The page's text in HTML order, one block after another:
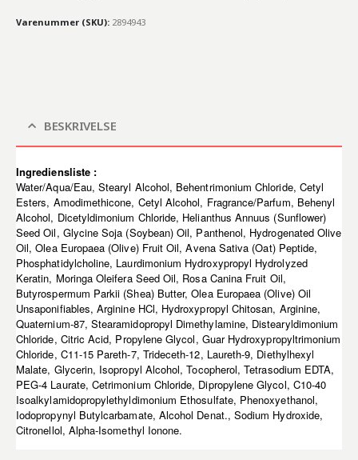
Varenummer (SKU): 2894943
BESKRIVELSE
Ingrediensliste :
Water/Aqua/Eau, Stearyl Alcohol, Behentrimonium Chloride, Cetyl
Esters, Amodimethicone, Cetyl Alcohol, Fragrance/Parfum, Behenyl
Alcohol, Dicetyldimonium Chloride, Helianthus Annuus (Sunflower)
Seed Oil, Glycine Soja (Soybean) Oil, Panthenol, Hydrogenated Olive
Oil, Olea Europaea (Olive) Fruit Oil, Avena Sativa (Oat) Peptide,
Phosphatidylcholine, Laurdimonium Hydroxypropyl Hydrolyzed
Keratin, Moringa Oleifera Seed Oil, Rosa Canina Fruit Oil,
Butyrospermum Parkii (Shea) Butter, Olea Europaea (Olive) Oil
Unsaponifiables, Arginine HCl, Hydroxypropyl Chitosan, Arginine,
Quaternium-87, Stearamidopropyl Dimethylamine, Distearyldimonium
Chloride, Citric Acid, Propylene Glycol, Guar Hydroxypropyltrimonium
Chloride, C11-15 Pareth-7, Trideceth-12, Laureth-9, Diethylhexyl
Malate, Glycerin, Isopropyl Alcohol, Tocopherol, Tetrasodium EDTA,
PEG-4 Laurate, Cetrimonium Chloride, Dipropylene Glycol, C10-40
Isoalkylamidopropylethyldimonium Ethosulfate, Phenoxyethanol,
Iodopropynyl Butylcarbamate, Alcohol Denat., Sodium Hydroxide,
Citronellol, Alpha-Isomethyl Ionone.